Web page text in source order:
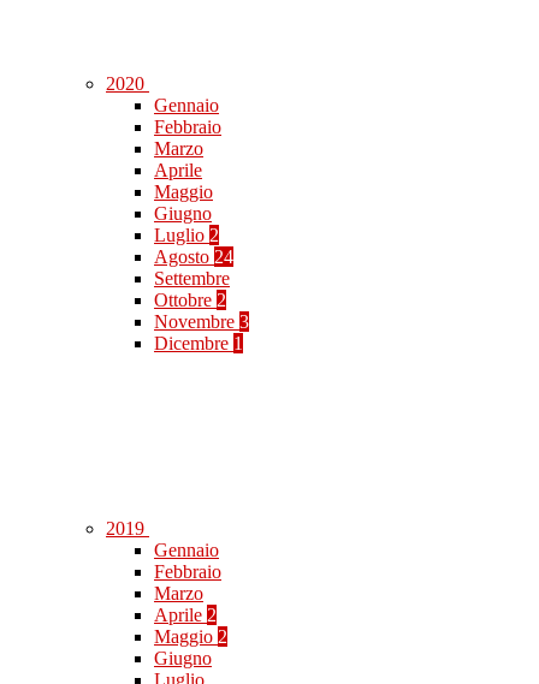
2020
Gennaio
Febbraio
Marzo
Aprile
Maggio
Giugno
Luglio 2
Agosto 24
Settembre
Ottobre 2
Novembre 3
Dicembre 1
2019
Gennaio
Febbraio
Marzo
Aprile 2
Maggio 2
Giugno